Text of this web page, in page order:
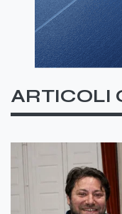
ARTICOLI